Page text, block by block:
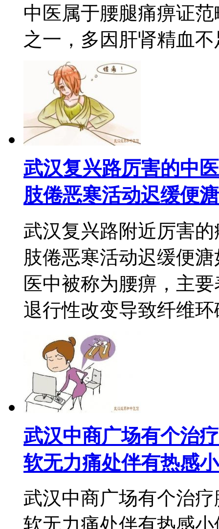
中医属于腰腿痛痹证
之一，多因肝肾精血不
武汉复兴路厉害的中
肢倦恶寒活动迟缓便溏
武汉复兴路附近厉害
肢倦恶寒活动迟缓便
医中被称为腰痹，主
退行性改变导致纤维环
武汉中商广场有个治
软无力痛处伴有热感小
武汉中商广场有个治
软无力痛处伴有热感